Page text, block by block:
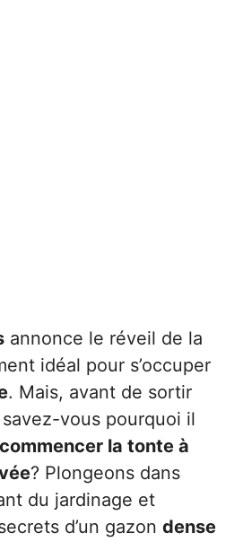
annonce le réveil de la
idéal pour s’occuper
. Mais, avant de sortir
vous pourquoi il
la tonte à
? Plongeons dans
du jardinage et
d’un gazon dense